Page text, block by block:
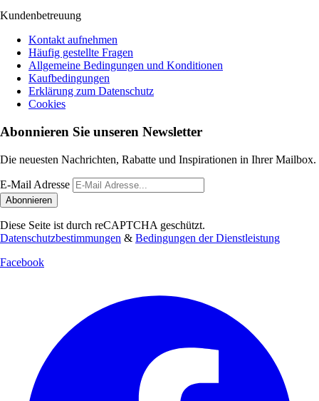
Kundenbetreuung
Kontakt aufnehmen
Häufig gestellte Fragen
Allgemeine Bedingungen und Konditionen
Kaufbedingungen
Erklärung zum Datenschutz
Cookies
Abonnieren Sie unseren Newsletter
Die neuesten Nachrichten, Rabatte und Inspirationen in Ihrer Mailbox.
E-Mail Adresse
Abonnieren
Diese Seite ist durch reCAPTCHA geschützt.
Datenschutzbestimmungen & Bedingungen der Dienstleistung
Facebook